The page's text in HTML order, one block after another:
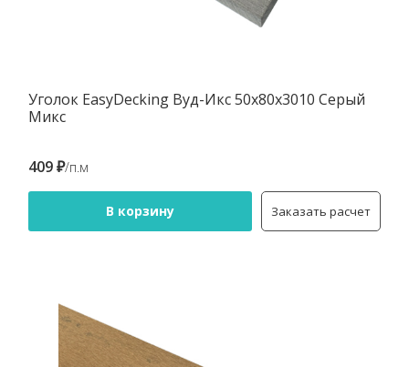
Уголок EasyDecking Вуд-Икс 50х80х3010 Серый
Микс
409 ₽/п.м
В корзину Заказать расчет